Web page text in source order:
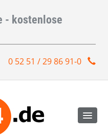
- kostenlose
0 52 51 / 29 86 91-0